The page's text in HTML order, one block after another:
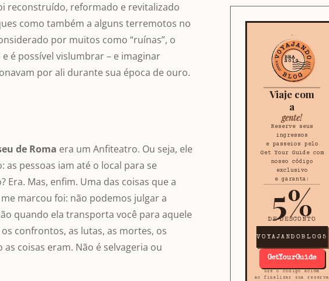
reconstruído, reformado e revitalizado
como também a alguns terremotos no
por muitos como “ruínas”, o
é possível vislumbrar – e imaginar
por ali durante sua época de ouro.
de Roma era um Anfiteatro. Ou seja, ele
pessoas iam até o local para se
Mas, enfim. Uma das coisas que a
marcou foi: não podemos julgar a
quando ela transporta você para aquele
confrontos, as lutas, as mortes, os
coisas eram. Não é selvageria ou
Viaje com
a
gente!
Reserve seus
ingressos
e passeios pelo
Get Your Guide com
nosso código
exclusivo
e garanta:
5%
DE DESCONTO
VOYAJANDOBLOG5
GetYourGuide
use o código acima
ao finalizar sua reserva